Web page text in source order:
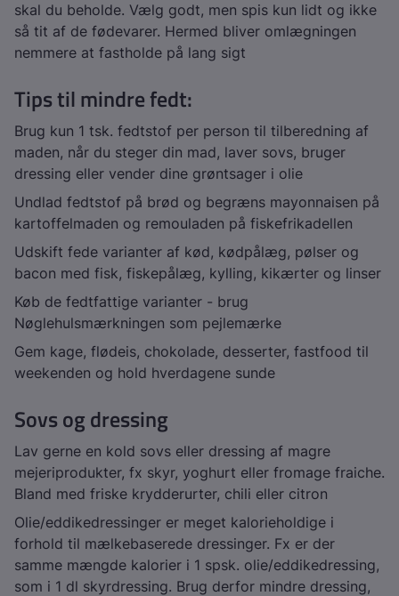
skal du beholde. Vælg godt, men spis kun lidt og ikke
så tit af de fødevarer. Hermed bliver omlægningen
nemmere at fastholde på lang sigt
Tips til mindre fedt:
Brug kun 1 tsk. fedtstof per person til tilberedning af
maden, når du steger din mad, laver sovs, bruger
dressing eller vender dine grøntsager i olie
Undlad fedtstof på brød og begræns mayonnaisen på
kartoffelmaden og remouladen på fiskefrikadellen
Udskift fede varianter af kød, kødpålæg, pølser og
bacon med fisk, fiskepålæg, kylling, kikærter og linser
Køb de fedtfattige varianter - brug
Nøglehulsmærkningen som pejlemærke
Gem kage, flødeis, chokolade, desserter, fastfood til
weekenden og hold hverdagene sunde
Sovs og dressing
Lav gerne en kold sovs eller dressing af magre
mejeriprodukter, fx skyr, yoghurt eller fromage fraiche.
Bland med friske krydderurter, chili eller citron
Olie/eddikedressinger er meget kalorieholdige i
forhold til mælkebaserede dressinger. Fx er der
samme mængde kalorier i 1 spsk. olie/eddikedressing,
som i 1 dl skyrdressing. Brug derfor mindre dressing,